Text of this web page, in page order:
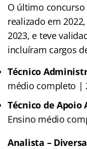
O último concurso
realizado em
2023, e teve
incluíram cargos
Técnico
médio completo |
Técnico de
Ensino médio
Analista –